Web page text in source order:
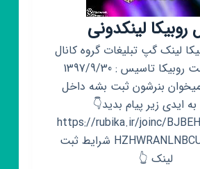
روبیکا لینکدونی
لینک گپ تبلیغات گروه کانال
بنرشون ثبت بشه داخل
به ایدی زیر پیام بدید👇
‌https://rubika.ir/joinc/
HZHWRANLNBCUVYEUNEW شرایط ثبت
لینک 👆